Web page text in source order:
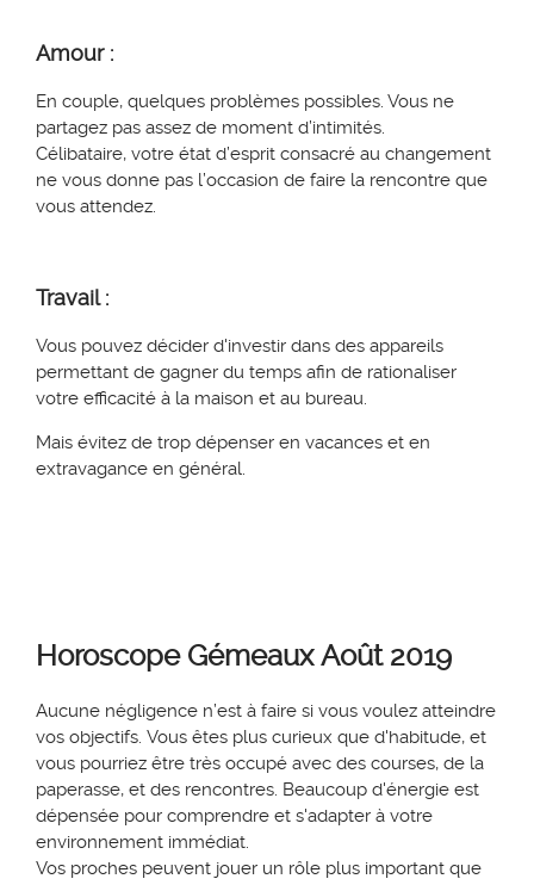
Amour :
En couple, quelques problèmes possibles. Vous ne
partagez pas assez de moment d’intimités.
Célibataire, votre état d’esprit consacré au changement
ne vous donne pas l’occasion de faire la rencontre que
vous attendez.
Travail :
Vous pouvez décider d'investir dans des appareils
permettant de gagner du temps afin de rationaliser
votre efficacité à la maison et au bureau.
Mais évitez de trop dépenser en vacances et en
extravagance en général.
Horoscope GémeauxAoût 2019
Aucune négligence n’est à faire si vous voulez atteindre
vos objectifs. Vous êtes plus curieux que d'habitude, et
vous pourriez être très occupé avec des courses, de la
paperasse, et des rencontres. Beaucoup d'énergie est
dépensée pour comprendre et s'adapter à votre
environnement immédiat.
Vos proches peuvent jouer un rôle plus important que